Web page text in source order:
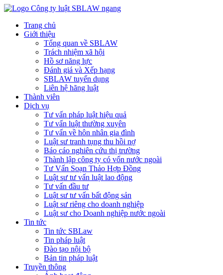
Trang chủ
Giới thiệu
Tổng quan về SBLAW
Trách nhiệm xã hội
Hồ sơ năng lực
Đánh giá và Xếp hạng
SBLAW tuyển dụng
Liên hệ hãng luật
Thành viên
Dịch vụ
Tư vấn pháp luật hiệu quả
Tư vấn luật thường xuyên
Tư vấn về hôn nhân gia đình
Luật sư tranh tụng thu hồi nợ
Báo cáo nghiên cứu thị trường
Thành lập công ty có vốn nước ngoài
Tư Vấn Soạn Thảo Hợp Đồng
Luật sư tư vấn luật lao động
Tư vấn đầu tư
Luật sư tư vấn bất động sản
Luật sư riêng cho doanh nghiệp
Luật sư cho Doanh nghiệp nước ngoài
Tin tức
Tin tức SBLaw
Tin pháp luật
Đào tạo nội bộ
Bản tin pháp luật
Truyền thông